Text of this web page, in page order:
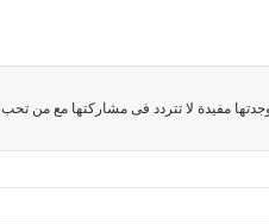
وجدتها مفيدة لا تتردد فى مشاركتها مع من تحب